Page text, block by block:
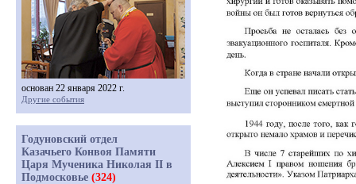
основан 22 января 2022 г.
Другие события
Годуновский отдел
Казачьего Конвоя Памяти
Царя Мученика Николая II в
Подмосковье (324)